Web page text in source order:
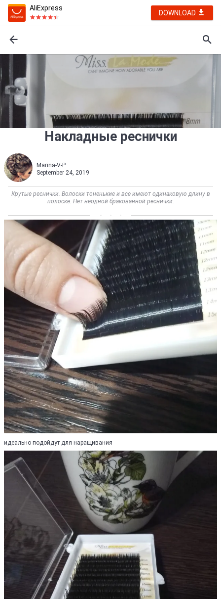
AliExpress
DOWNLOAD
Накладные реснички
Marina-V-P
September 24, 2019
Крутые реснички. Волоски тоненькие и все имеют одинаковую длину в
полоске. Нет неодной бракованной реснички.
идеально подойдут для наращивания